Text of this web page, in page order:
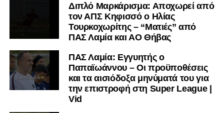
Διπλό Μαρκάρισμα: Αποχωρεί από
τον ΑΠΣ Κηφισσό ο Ηλίας
Τουρκοχωρίτης – “Ματιές” από
ΠΑΣ Λαμία και ΑΟ Θήβας
ΠΑΣ Λαμία: Εγγυητής ο
Παπαϊωάννου – Οι προϋποθέσεις
και τα αισιόδοξα μηνύματά του για
την επιστροφή στη Super League |
Vid